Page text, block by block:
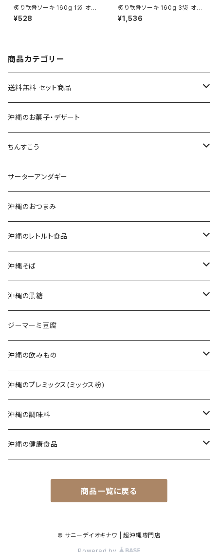
炙り軟骨ソーキ 160g 1袋 オキ
ハム
¥528
炙り軟骨ソーキ 160g 3袋 オキ
ハム
¥1,536
商品カテゴリー
送料無料 セット商品
おつまみセット
黒糖セット
沖縄そばセット
生麺・乾麺
三枚肉そば(ラフテーそば)
沖縄のお菓子・デザート
ちんすこう
沖縄南風堂
新垣菓子店
名嘉真製菓本舗
珍品堂
サーターアンダギー
沖縄のおつまみ
沖縄のレトルト食品
ポークランチョンミート
ラフテー(三枚肉)
軟骨ソーキ
てびち(豚足)
じゅーしぃ(沖縄の炊き込みご飯)
タコライス
コンビーフ
ミックスセット
沖縄そば
生麺・乾麺
沖縄そばだし
三枚肉そば(ラフテー)
ソーキそば
てびちそば
ミックスそば
沖縄の黒糖
純黒糖
黒糖ナッツ
黒糖菓子
黒糖(その他)
ジーマーミ豆腐
沖縄の飲みもの
さんぴん茶
シークヮーサー
ウコン茶
沖縄のプレミックス(ミックス粉)
沖縄の調味料
唐辛子
沖縄の健康食品
春ウコン + 紫ウコン
商品一覧に戻る
© サニーデイオキナワ | 超沖縄専門店